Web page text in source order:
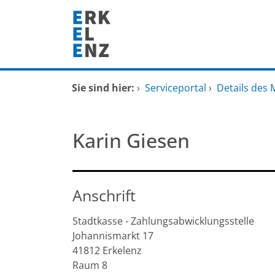
Zum Hauptinhalt springen
Startseite
Mitarbeitende A-Z
FAQ
Sie sind hier: › Serviceportal › Details des
Karin Giesen
Anschrift
Stadtkasse - Zahlungsabwicklungsstelle
Johannismarkt 17
41812 Erkelenz
Raum 8